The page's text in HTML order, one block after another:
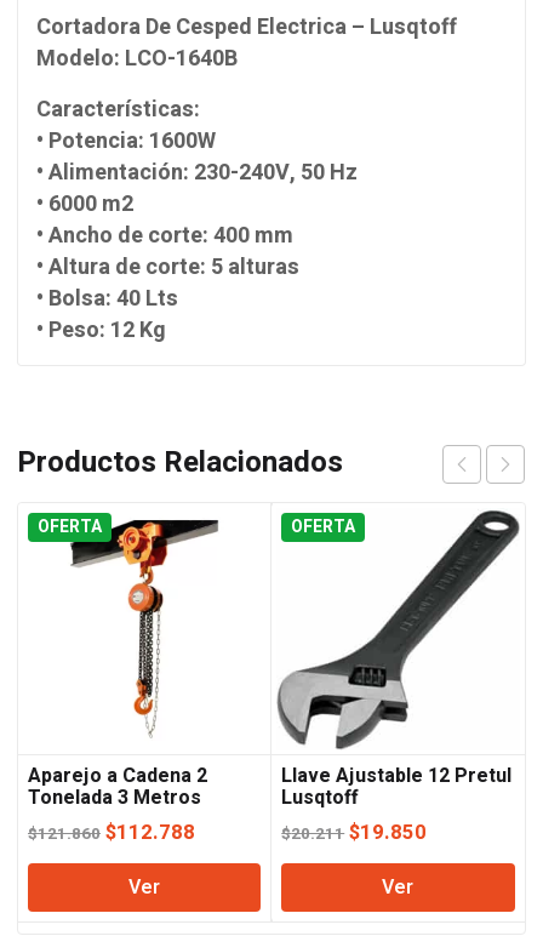
Cortadora De Cesped Electrica – Lusqtoff
Modelo: LCO-1640B
Características:
• Potencia: 1600W
• Alimentación: 230-240V, 50 Hz
• 6000 m2
• Ancho de corte: 400 mm
• Altura de corte: 5 alturas
• Bolsa: 40 Lts
• Peso: 12 Kg
Productos Relacionados
OFERTA
Aparejo a Cadena 2
Tonelada 3 Metros
Lusqtoff
$121.860 El
precio
original
era:
$112.788
precio
es:
Ver
OFERTA
Llave Ajustable 12 Pretul
Lusqtoff
$20.211El
precio
original
era:
$19.850
precio
es:
Ver